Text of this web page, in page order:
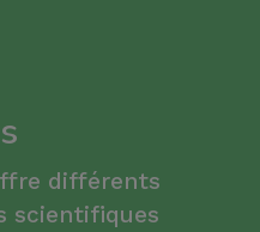
différents
scientifiques